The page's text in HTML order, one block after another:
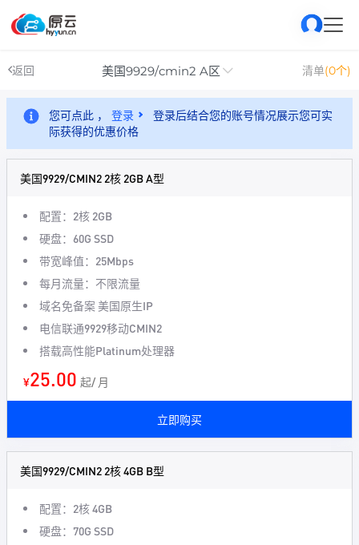
返回 美国9929/cmin2 A区 清单(0个)
您可点此 ， 登录
登录后结合您的账号情况展示您可实
际获得的优惠价格
美国9929/CMIN2 2核 2GB A型
配置：2核 2GB
硬盘：60G SSD
带宽峰值：25Mbps
每月流量：不限流量
域名免备案 美国原生IP
电信联通9929移动CMIN2
搭载高性能Platinum处理器
¥25.00 起/ 月
立即购买
美国9929/CMIN2 2核 4GB B型
配置：2核 4GB
硬盘：70G SSD